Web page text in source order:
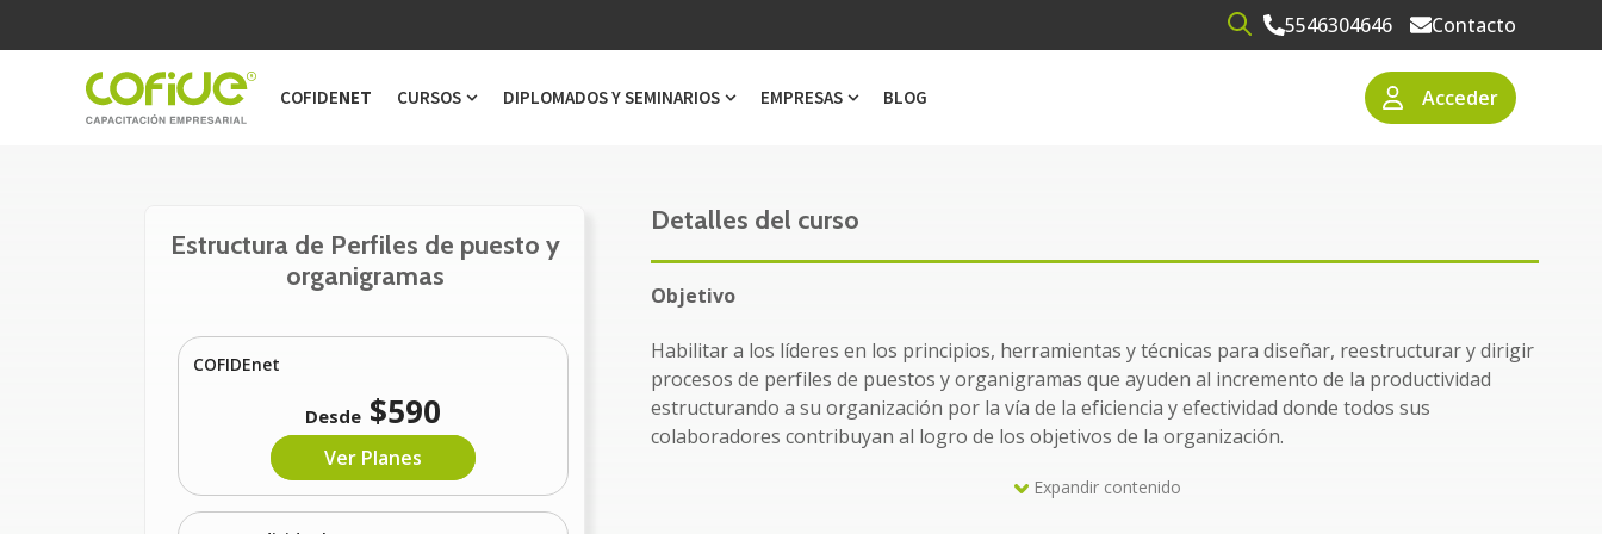
Open search5546304646 Contacto
COFIDENET CURSOS
Show submenu for Cursos
DIPLOMADOS Y SEMINARIOS
Show submenu for Diplomados y Seminarios
EMPRESAS
Show submenu for Empresas
BLOG Acceder
Estructura de Perfiles de puesto y
organigramas
COFIDEnet
Desde $590
Ver Planes
Detalles del curso
Objetivo
Habilitar a los líderes en los principios, herramientas y técnicas para diseñar, reestructurar y dirigir
procesos de perfiles de puestos y organigramas que ayuden al incremento de la productividad
estructurando a su organización por la vía de la eficiencia y efectividad donde todos sus
colaboradores contribuyan al logro de los objetivos de la organización.
Expandir contenido